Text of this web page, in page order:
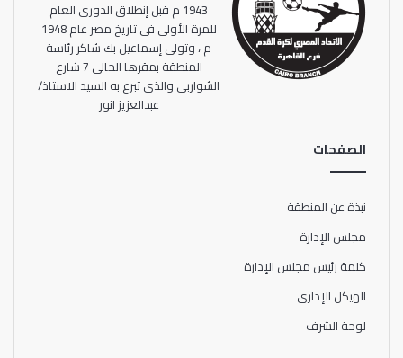
1943 م قبل إنطلاق الدورى العام
للمرة الأولى فى تاريخ مصر عام 1948
م ، وتولى إسماعيل بك شاكر رئاسة
المنطقة بمقرها الحالى 7 شارع
الشواربى والذى تبرع به السيد الاستاذ/
عبدالعزيز انور
الصفحات
نبذة عن المنطقة
مجلس الإدارة
كلمة رئيس مجلس الإدارة
الهيكل الإدارى
لوحة الشرف